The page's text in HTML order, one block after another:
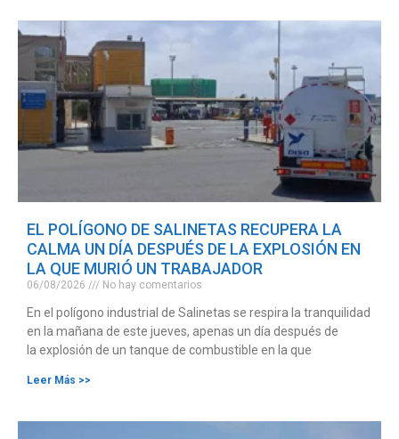
EL POLÍGONO DE SALINETAS RECUPERA LA
CALMA UN DÍA DESPUÉS DE LA EXPLOSIÓN EN
LA QUE MURIÓ UN TRABAJADOR
06/08/2026 No hay comentarios
En el polígono industrial de Salinetas se respira la tranquilidad
en la mañana de este jueves, apenas un día después de
la explosión de un tanque de combustible en la que
Leer Más >>